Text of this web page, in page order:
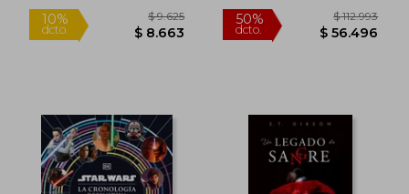
50%
dcto.
$ 156.730
$ 78.365
10%
dcto.